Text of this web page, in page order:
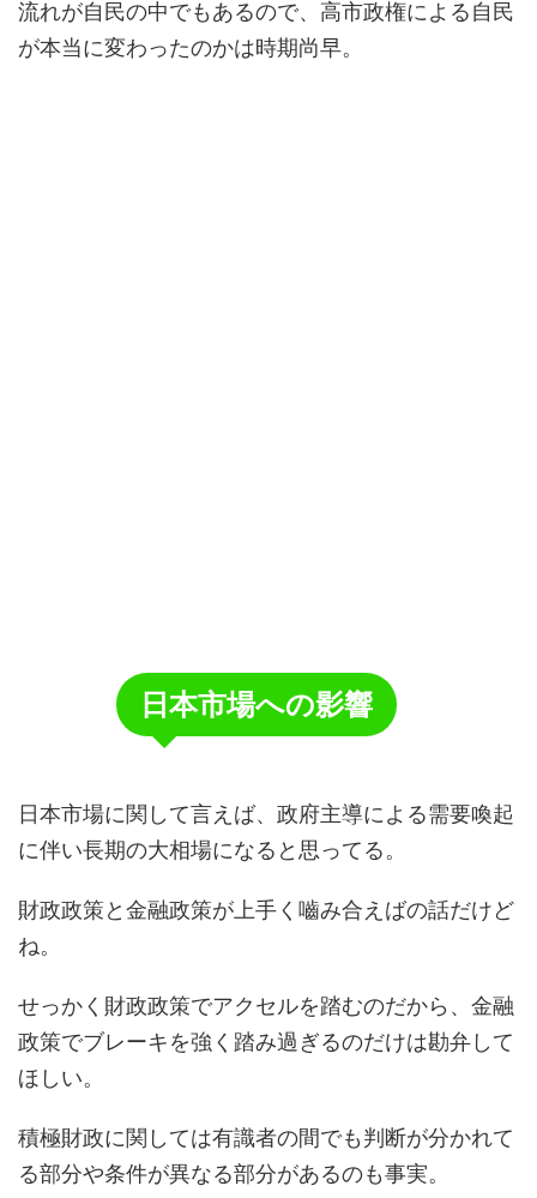
流れが自民の中でもあるので、高市政権による自民
が本当に変わったのかは時期尚早。
日本市場への影響
日本市場に関して言えば、政府主導による需要喚起
に伴い長期の大相場になると思ってる。
財政政策と金融政策が上手く嚙み合えばの話だけど
ね。
せっかく財政政策でアクセルを踏むのだから、金融
政策でブレーキを強く踏み過ぎるのだけは勘弁して
ほしい。
積極財政に関しては有識者の間でも判断が分かれて
る部分や条件が異なる部分があるのも事実。